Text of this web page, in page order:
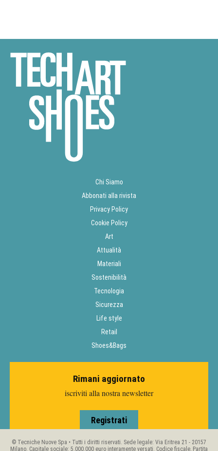
Chi Siamo
Abbonati alla rivista
Privacy Policy
Cookie Policy
Art
Attualità
Materiali
Sostenibilità
Tecnologia
Sicurezza
Life style
Retail
Shoes&Bags
Rimani aggiornato
iscriviti alla nostra newsletter
Registrati
© Tecniche Nuove Spa • Tutti i diritti riservati. Sede legale: Via Eritrea 21 - 20157
Milano. Capitale sociale: 5.000.000 euro interamente versati. Codice fiscale, Partita